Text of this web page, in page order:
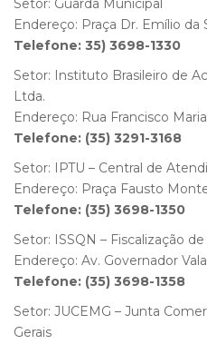
Setor: Guarda Municipal
Endereço: Praça Dr. Emílio da
Telefone: 35) 3698-1330
Setor: Instituto Brasileiro de
Ltda.
Endereço: Rua Francisco
Telefone: (35) 3291-3168
Setor: IPTU – Central de
Endereço: Praça Fausto
Telefone: (35) 3698-1350
Setor: ISSQN – Fiscalização
Endereço: Av. Governador
Telefone: (35) 3698-1358
Setor: JUCEMG – Junta
Gerais